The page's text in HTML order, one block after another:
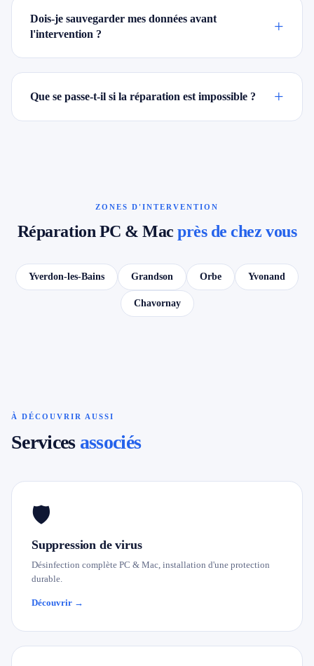
Dois-je sauvegarder mes données avant
l'intervention ?
+
Que se passe-t-il si la réparation est impossible ? +
ZONES D'INTERVENTION
Réparation PC & Macprès de chez vous
Yverdon-les-Bains Grandson Orbe Yvonand
Chavornay
À DÉCOUVRIR AUSSI
Services associés
🛡️
Suppression de virus
Désinfection complète PC & Mac, installation d'une protection
durable.
Découvrir →